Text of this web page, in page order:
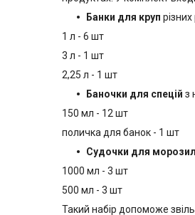
Банки для круп
1 л - 6 шт
3 л - 1 шт
2,25 л - 1 шт
Баночки для спецій з
150 мл - 12 шт
поличка для банок - 1 шт
Судочки для
1000 мл - 3 шт
500 мл - 3 шт
Такий набір допоможе